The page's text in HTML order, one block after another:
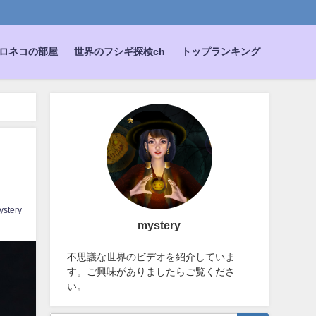
ネコの部屋 世界のフシギ探検ch トップランキング
mystery
不思議な世界のビデオを紹介していま
す。ご興味がありましたらご覧くださ
い。